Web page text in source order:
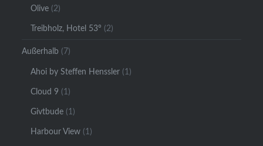
Olive (2)
Treibholz, Hotel 53° (2)
Außerhalb (7)
Ahoi by Steffen Henssler (1)
Cloud 9 (1)
Givtbude (1)
Harbour View (1)